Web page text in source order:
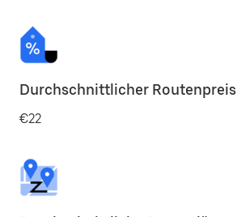
Durchschnittlicher Routenpreis
€22